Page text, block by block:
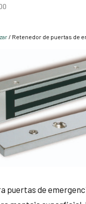
/ Retenedor de puertas de
puertas de